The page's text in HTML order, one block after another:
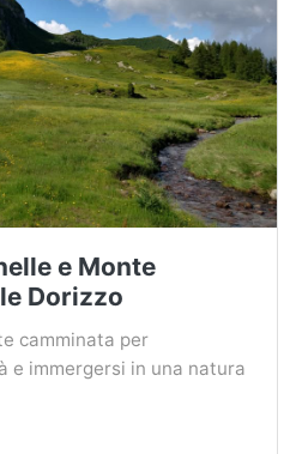
e Monte
Dorizzo
camminata per
e immergersi in una natura